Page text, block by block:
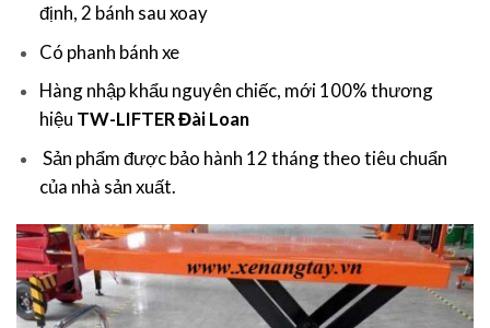
định, 2 bánh sau xoay
Có phanh bánh xe
Hàng nhập khẩu nguyên chiếc, mới 100% thương
hiệu TW-LIFTER Đài Loan
Sản phẩm được bảo hành 12 tháng theo tiêu chuẩn
của nhà sản xuất.